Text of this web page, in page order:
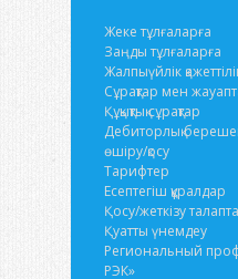
Жеке тұлғаларға
Заңды тұлғаларға
Жалпыүйлік
Сұрақтар мен
Құқықтық сұрақтар
Дебиторлық
өшіру/қосу
Тарифтер
Есептегіш құралдар
Қосу/жеткізу
Қуатты үнемдеу
Региональный
РЭК»